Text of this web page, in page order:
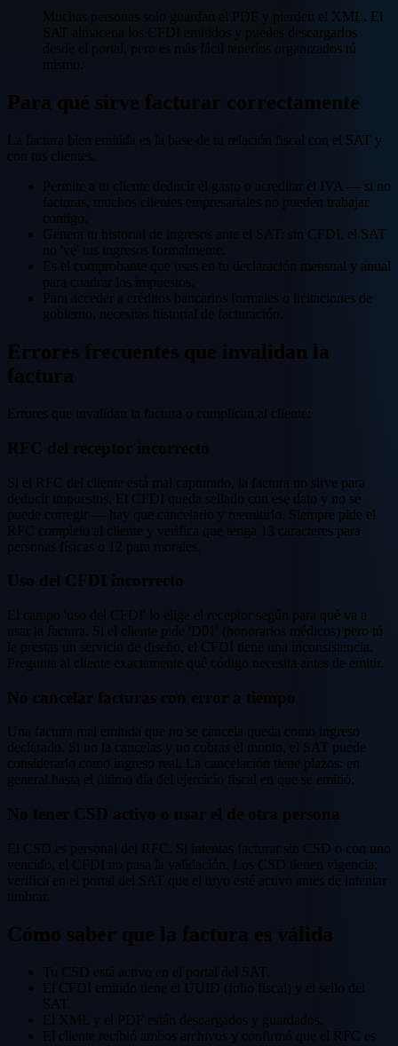
Muchas personas solo guardan el PDF y pierden el XML. El
SAT almacena los CFDI emitidos y puedes descargarlos
desde el portal, pero es más fácil tenerlos organizados tú
Para qué sirve facturar correctamente
La factura bien emitida es la base de tu relación fiscal con el SAT y
Permite a tu cliente deducir el gasto o acreditar el IVA — si no
facturas, muchos clientes empresariales no pueden trabajar
Genera tu historial de ingresos ante el SAT: sin CFDI, el SAT
Es el comprobante que usas en tu declaración mensual y anual
Para acceder a créditos bancarios formales o licitaciones de
Errores frecuentes que invalidan la
Errores que invalidan la factura o complican al cliente:
Si el RFC del cliente está mal capturado, la factura no sirve para
deducir impuestos. El CFDI queda sellado con ese dato y no se
puede corregir — hay que cancelarlo y reemitirlo. Siempre pide el
RFC completo al cliente y verifica que tenga 13 caracteres para
El campo 'uso del CFDI' lo elige el receptor según para qué va a
usar la factura. Si el cliente pide 'D01' (honorarios médicos) pero tú
le prestas un servicio de diseño, el CFDI tiene una inconsistencia.
Pregunta al cliente exactamente qué código necesita antes de emitir.
Una factura mal emitida que no se cancela queda como ingreso
declarado. Si no la cancelas y no cobras el monto, el SAT puede
considerarlo como ingreso real. La cancelación tiene plazos: en
general hasta el último día del ejercicio fiscal en que se emitió.
No tener CSD activo o usar el de otra persona
El CSD es personal del RFC. Si intentas facturar sin CSD o con uno
vencido, el CFDI no pasa la validación. Los CSD tienen vigencia;
verifica en el portal del SAT que el tuyo esté activo antes de intentar
Cómo saber que la factura es válida
El CFDI emitido tiene el UUID (folio fiscal) y el sello del
El cliente recibió ambos archivos y confirmó que el RFC es